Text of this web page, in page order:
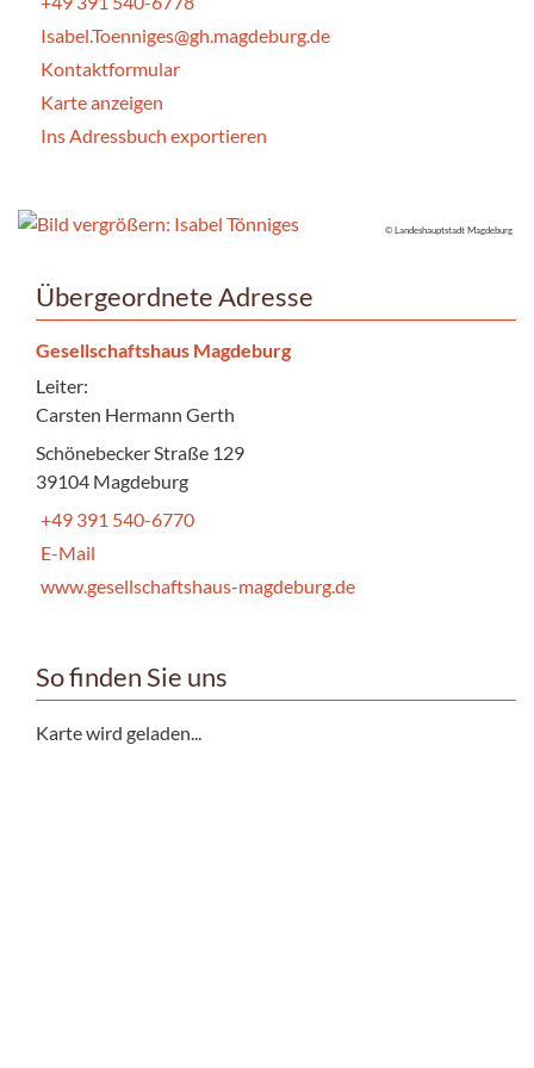
Isabel.Toenniges@gh.magdeburg.de
Kontaktformular
Karte anzeigen
Ins Adressbuch exportieren
© Landeshauptstadt Magdeburg
Übergeordnete Adresse
Gesellschaftshaus Magdeburg
Leiter:
Carsten Hermann Gerth
Schönebecker Straße 129
39104 Magdeburg
+49 391 540-6770
E-Mail
www.gesellschaftshaus-magdeburg.de
So finden Sie uns
Karte wird geladen...